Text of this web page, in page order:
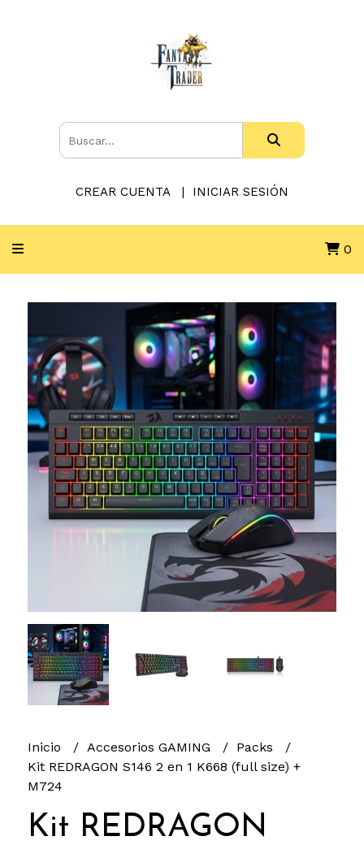
CREAR CUENTA INICIAR SESIÓN
0
Inicio Accesorios GAMING
Packs
Kit REDRAGON S146 2 en 1 K668 (full size) +
M724
Kit REDRAGON